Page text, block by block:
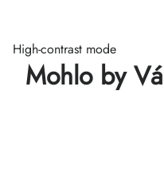
High-contrast mode
Mohlo by